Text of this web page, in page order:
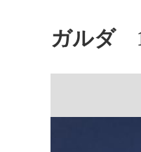
ガルダ